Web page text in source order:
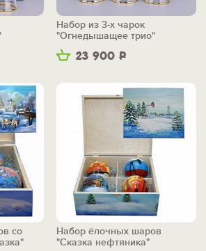
23 900 Р
Набор из 3-х чарок
"Огнедышащее трио"
со
Набор ёлочных шаров
"Сказка нефтяника"